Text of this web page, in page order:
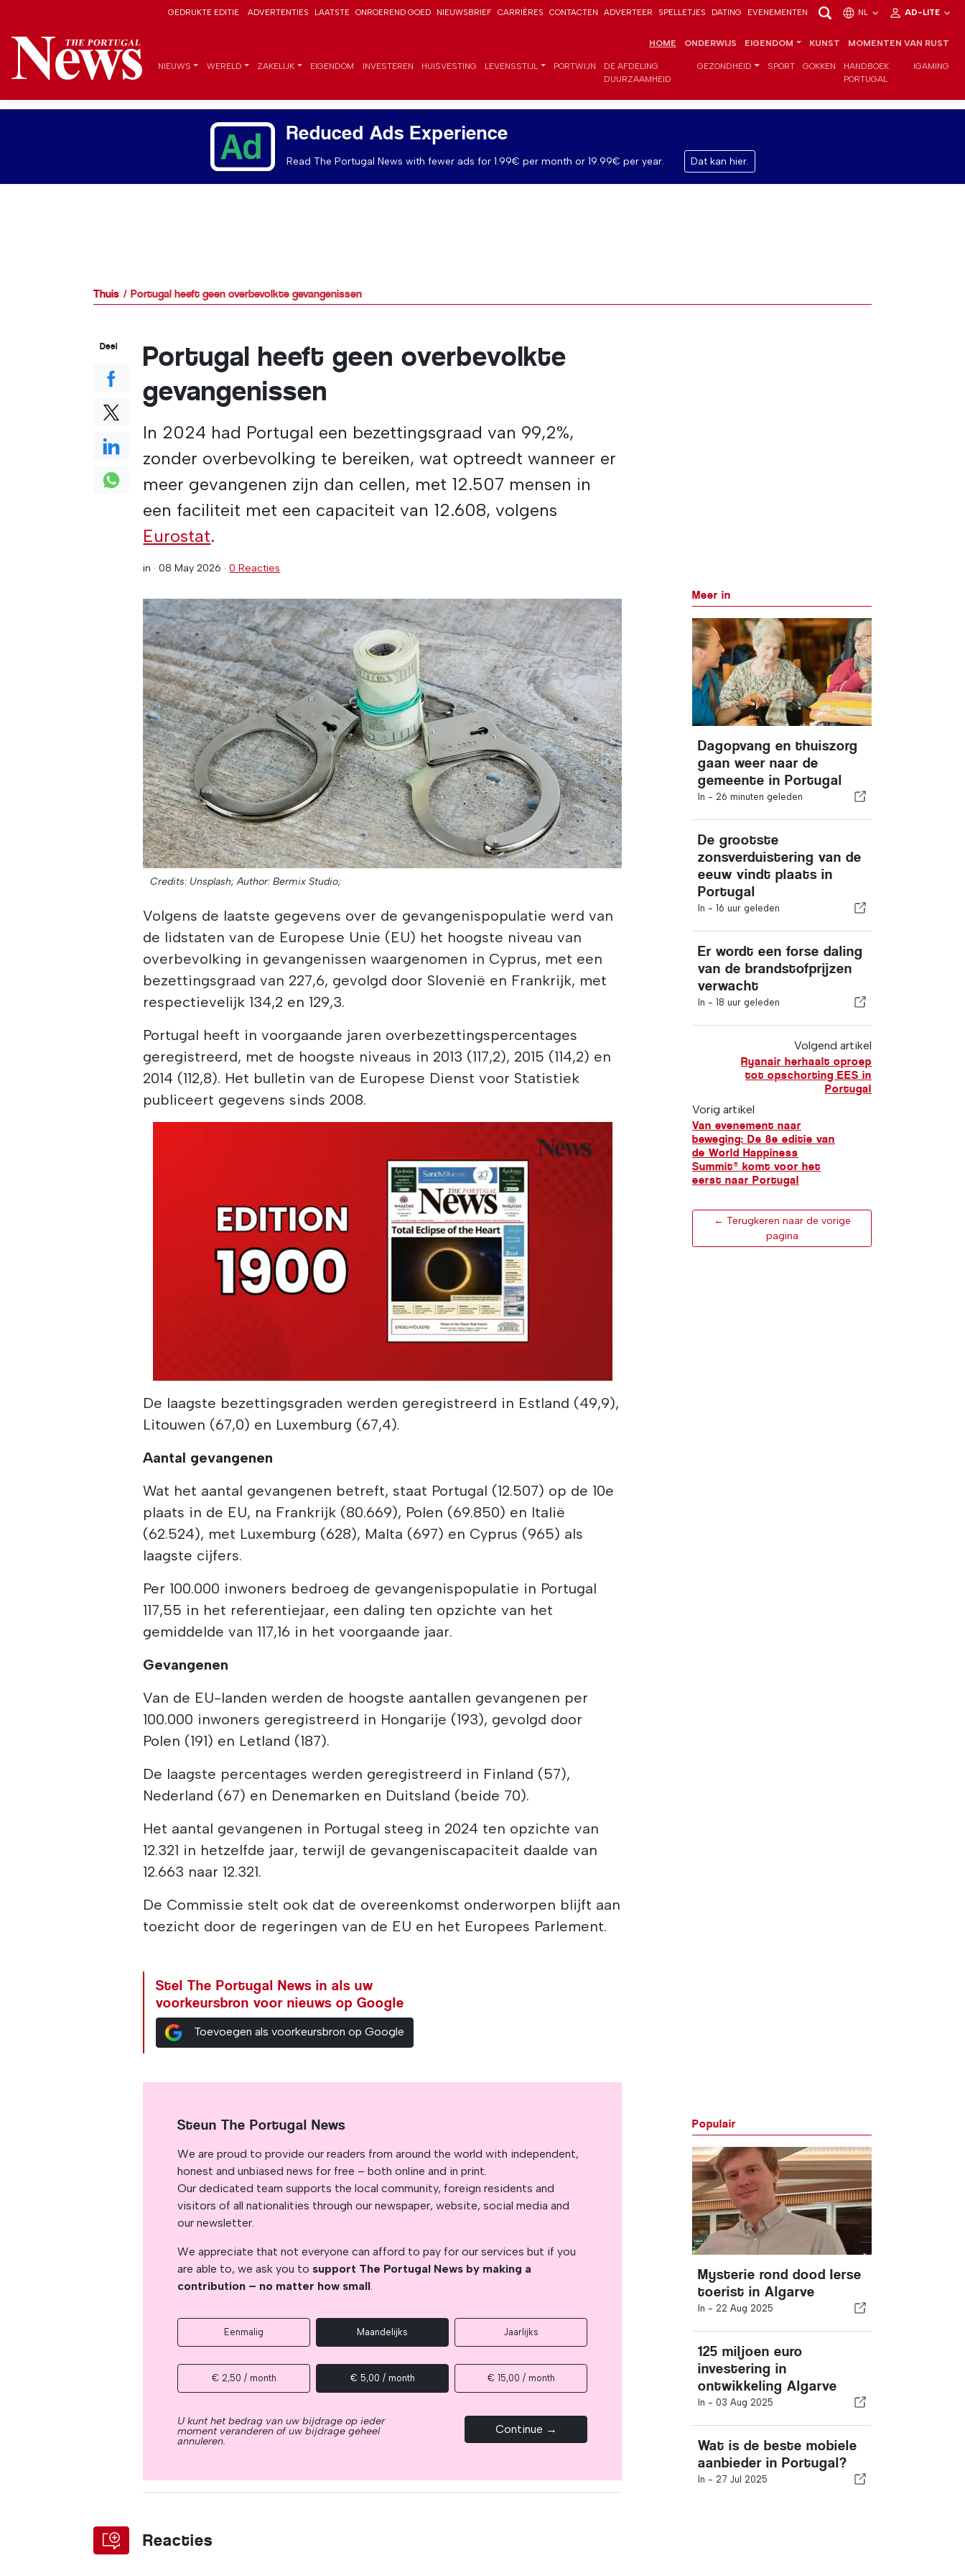
GEDRUKTE EDITIE ADVERTENTIES LAATSTE ONROEREND GOED NIEUWSBRIEF CARRIÈRES CONTACTEN ADVERTEER SPELLETJES DATING EVENEMENTEN NL AD-LITE
HOME ONDERWIJS EIGENDOM KUNST MOMENTEN VAN RUST
NIEUWS WERELD ZAKELIJK EIGENDOM INVESTEREN HUISVESTING LEVENSSTIJL PORTWIJN
DE AFDELING
DUURZAAMHEID
GEZONDHEID SPORT GOKKEN
HANDBOEK
PORTUGAL
IGAMING
Reduced Ads Experience
Read The Portugal News with fewer ads for 1.99€ per month or 19.99€ per year. Dat kan hier.
Thuis Portugal heeft geen overbevolkte gevangenissen
Portugal heeft geen overbevolkte
gevangenissen
In 2024 had Portugal een bezettingsgraad van 99,2%,
zonder overbevolking te bereiken, wat optreedt wanneer er
meer gevangenen zijn dan cellen, met 12.507 mensen in
een faciliteit met een capaciteit van 12.608, volgens
Eurostat.
in ·08 May 2026 ·0 Reacties
Credits: Unsplash; Author: Bermix Studio;
Volgens de laatste gegevens over de gevangenispopulatie werd van
de lidstaten van de Europese Unie (EU) het hoogste niveau van
overbevolking in gevangenissen waargenomen in Cyprus, met een
bezettingsgraad van 227,6, gevolgd door Slovenië en Frankrijk, met
respectievelijk 134,2 en 129,3.
Portugal heeft in voorgaande jaren overbezettingspercentages
geregistreerd, met de hoogste niveaus in 2013 (117,2), 2015 (114,2) en
2014 (112,8). Het bulletin van de Europese Dienst voor Statistiek
publiceert gegevens sinds 2008.
De laagste bezettingsgraden werden geregistreerd in Estland (49,9),
Litouwen (67,0) en Luxemburg (67,4).
Aantal gevangenen
Wat het aantal gevangenen betreft, staat Portugal (12.507) op de 10e
plaats in de EU, na Frankrijk (80.669), Polen (69.850) en Italië
(62.524), met Luxemburg (628), Malta (697) en Cyprus (965) als
laagste cijfers.
Per 100.000 inwoners bedroeg de gevangenispopulatie in Portugal
117,55 in het referentiejaar, een daling ten opzichte van het
gemiddelde van 117,16 in het voorgaande jaar.
Gevangenen
Van de EU-landen werden de hoogste aantallen gevangenen per
100.000 inwoners geregistreerd in Hongarije (193), gevolgd door
Polen (191) en Letland (187).
De laagste percentages werden geregistreerd in Finland (57),
Nederland (67) en Denemarken en Duitsland (beide 70).
Het aantal gevangenen in Portugal steeg in 2024 ten opzichte van
12.321 in hetzelfde jaar, terwijl de gevangeniscapaciteit daalde van
12.663 naar 12.321.
De Commissie stelt ook dat de overeenkomst onderworpen blijft aan
toezicht door de regeringen van de EU en het Europees Parlement.
Stel The Portugal News in als uw
voorkeursbron voor nieuws op Google
Toevoegen als voorkeursbron op Google
Deel
Meer in
Dagopvang en thuiszorg
gaan weer naar de
gemeente in Portugal
In - 26 minuten geleden
De grootste
zonsverduistering van de
eeuw vindt plaats in
Portugal
In - 16 uur geleden
Er wordt een forse daling
van de brandstofprijzen
verwacht
In - 18 uur geleden
Volgend artikel
Ryanair herhaalt oproep
tot opschorting EES in
Portugal
Vorig artikel
Van evenement naar
beweging: De 8e editie van
de World Happiness
Summit® komt voor het
eerst naar Portugal
← Terugkeren naar de vorige
pagina
Steun The Portugal News
We are proud to provide our readers from around the world with independent,
honest and unbiased news for free – both online and in print.
Our dedicated team supports the local community, foreign residents and
visitors of all nationalities through our newspaper, website, social media and
our newsletter.
We appreciate that not everyone can afford to pay for our services but if you
are able to, we ask you to support The Portugal News by making a
contribution – no matter how small.
Eenmalig Maandelijks Jaarlijks
€ 2,50 / month € 5,00 / month € 15,00 / month
U kunt het bedrag van uw bijdrage op ieder
moment veranderen of uw bijdrage geheel
annuleren.
Continue →
Reacties
Populair
Mysterie rond dood Ierse
toerist in Algarve
In - 22 Aug 2025
125 miljoen euro
investering in
ontwikkeling Algarve
In - 03 Aug 2025
Wat is de beste mobiele
aanbieder in Portugal?
In - 27 Jul 2025